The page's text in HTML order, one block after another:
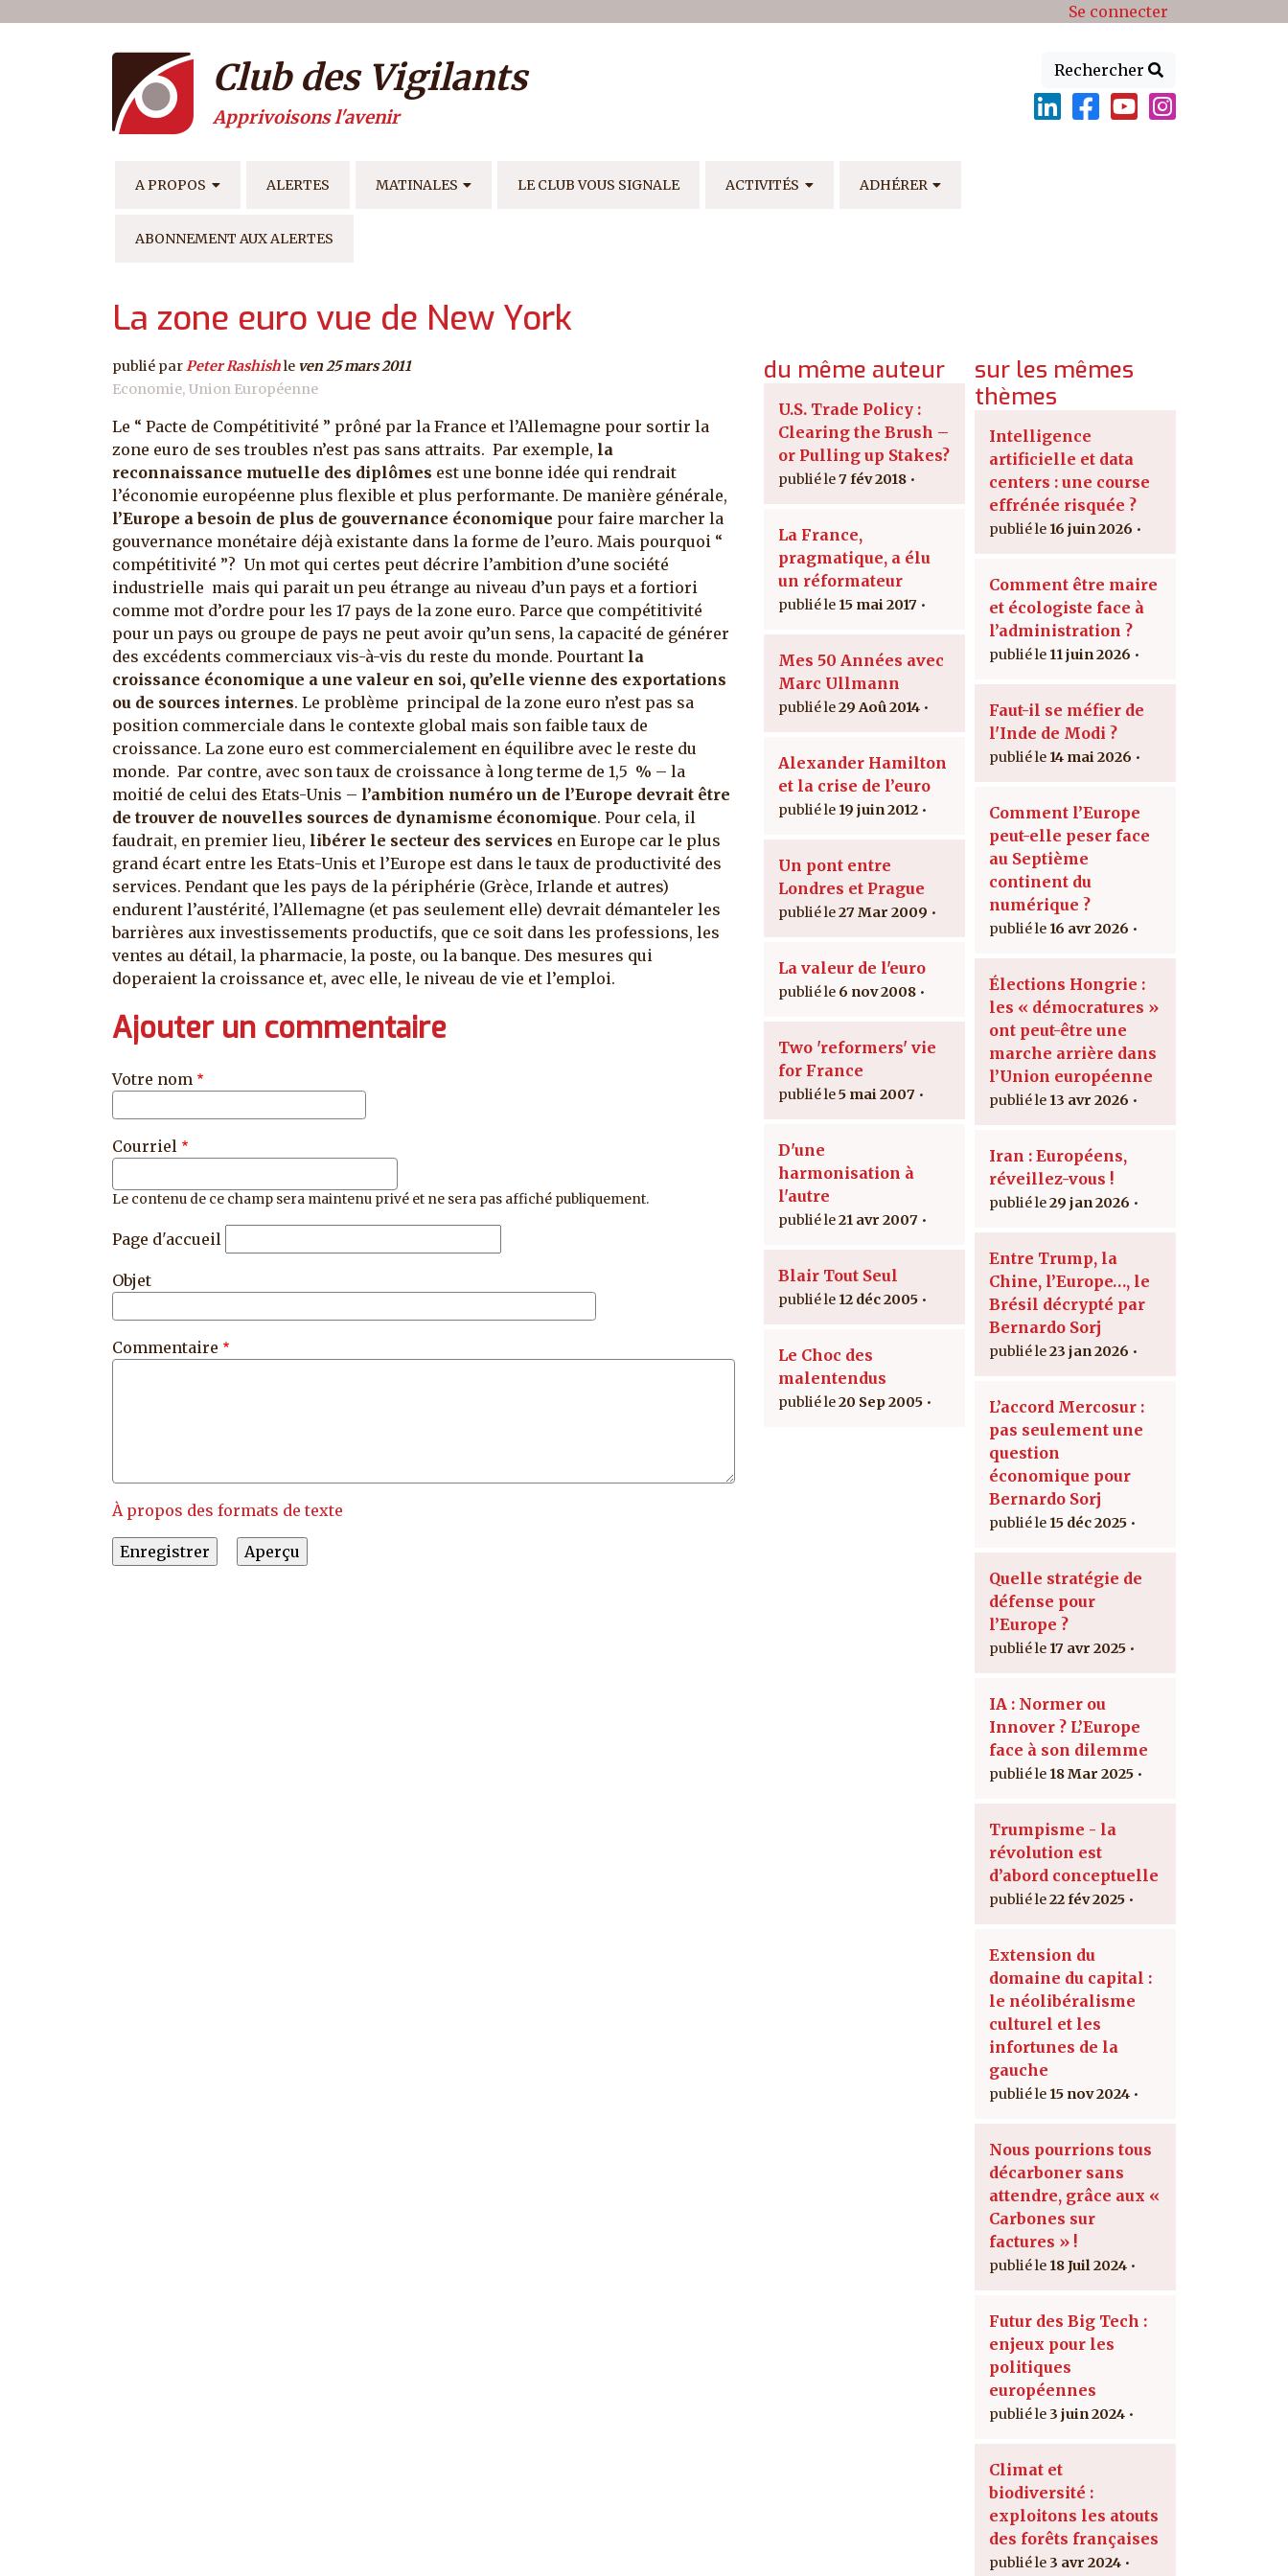
Menu du compte de l'utilisateur Se connecter
Rechercher
Club des Vigilants
Apprivoisons l'avenir
NAVIGATION PRINCIPALE
A PROPOS ALERTES MATINALES LE CLUB VOUS SIGNALE ACTIVITÉS ADHÉRER
ABONNEMENT AUX ALERTES
La zone euro vue de New York
publié par Peter Rashishle ven 25 mars 2011
Economie Union Européenne
Le “ Pacte de Compétitivité ” prôné par la France et l’Allemagne pour sortir la
zone euro de ses troubles n’est pas sans attraits. Par exemple, la
reconnaissance mutuelle des diplômes est une bonne idée qui rendrait
l’économie européenne plus flexible et plus performante. De manière générale,
l’Europe a besoin de plus de gouvernance économique pour faire marcher la
gouvernance monétaire déjà existante dans la forme de l’euro. Mais pourquoi “
compétitivité ”? Un mot qui certes peut décrire l’ambition d’une société
industrielle mais qui parait un peu étrange au niveau d’un pays et a fortiori
comme mot d’ordre pour les 17 pays de la zone euro. Parce que compétitivité
pour un pays ou groupe de pays ne peut avoir qu’un sens, la capacité de générer
des excédents commerciaux vis-à-vis du reste du monde. Pourtant la
croissance économique a une valeur en soi, qu’elle vienne des exportations
ou de sources internes. Le problème principal de la zone euro n’est pas sa
position commerciale dans le contexte global mais son faible taux de
croissance. La zone euro est commercialement en équilibre avec le reste du
monde. Par contre, avec son taux de croissance à long terme de 1,5 % – la
moitié de celui des Etats-Unis – l’ambition numéro un de l’Europe devrait être
de trouver de nouvelles sources de dynamisme économique. Pour cela, il
faudrait, en premier lieu, libérer le secteur des services en Europe car le plus
grand écart entre les Etats-Unis et l’Europe est dans le taux de productivité des
services. Pendant que les pays de la périphérie (Grèce, Irlande et autres)
endurent l’austérité, l’Allemagne (et pas seulement elle) devrait démanteler les
barrières aux investissements productifs, que ce soit dans les professions, les
ventes au détail, la pharmacie, la poste, ou la banque. Des mesures qui
doperaient la croissance et, avec elle, le niveau de vie et l’emploi.
Ajouter un commentaire
Votre nom
Courriel
Le contenu de ce champ sera maintenu privé et ne sera pas affiché publiquement.
Page d'accueil
Objet
Commentaire
À propos des formats de texte
du même auteur
U.S. Trade Policy :
Clearing the Brush –
or Pulling up Stakes?
7 fév 2018
La France,
pragmatique, a élu
un réformateur
15 mai 2017
Mes 50 Années avec
Marc Ullmann
29 Aoû 2014
Alexander Hamilton
et la crise de l’euro
19 juin 2012
Un pont entre
Londres et Prague
27 Mar 2009
La valeur de l'euro
6 nov 2008
Two 'reformers' vie
for France
5 mai 2007
D'une
harmonisation à
l'autre
21 avr 2007
Blair Tout Seul
12 déc 2005
Le Choc des
malentendus
20 Sep 2005
sur les mêmes
thèmes
Intelligence
artificielle et data
centers : une course
effrénée risquée ?
16 juin 2026
Comment être maire
et écologiste face à
l’administration ?
11 juin 2026
Faut-il se méfier de
l'Inde de Modi ?
14 mai 2026
Comment l’Europe
peut-elle peser face
au Septième
continent du
numérique ?
16 avr 2026
Élections Hongrie :
les « démocratures »
ont peut-être une
marche arrière dans
l’Union européenne
13 avr 2026
Iran : Européens,
réveillez-vous !
29 jan 2026
Entre Trump, la
Chine, l’Europe…, le
Brésil décrypté par
Bernardo Sorj
23 jan 2026
L’accord Mercosur :
pas seulement une
question
économique pour
Bernardo Sorj
15 déc 2025
Quelle stratégie de
défense pour
l’Europe ?
17 avr 2025
IA : Normer ou
Innover ? L’Europe
face à son dilemme
18 Mar 2025
Trumpisme - la
révolution est
d’abord conceptuelle
22 fév 2025
Extension du
domaine du capital :
le néolibéralisme
culturel et les
infortunes de la
gauche
15 nov 2024
Nous pourrions tous
décarboner sans
attendre, grâce aux «
Carbones sur
factures » !
18 Juil 2024
Futur des Big Tech :
enjeux pour les
politiques
européennes
3 juin 2024
Climat et
biodiversité :
exploitons les atouts
des forêts françaises
3 avr 2024